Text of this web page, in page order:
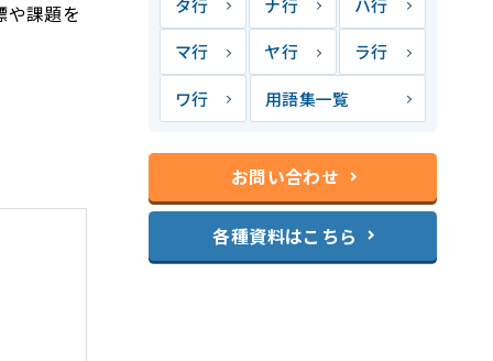
や課題を
タ行 ナ行 ハ行
マ行 ヤ行 ラ行
ワ行 用語集一覧
お問い合わせ
各種資料はこちら